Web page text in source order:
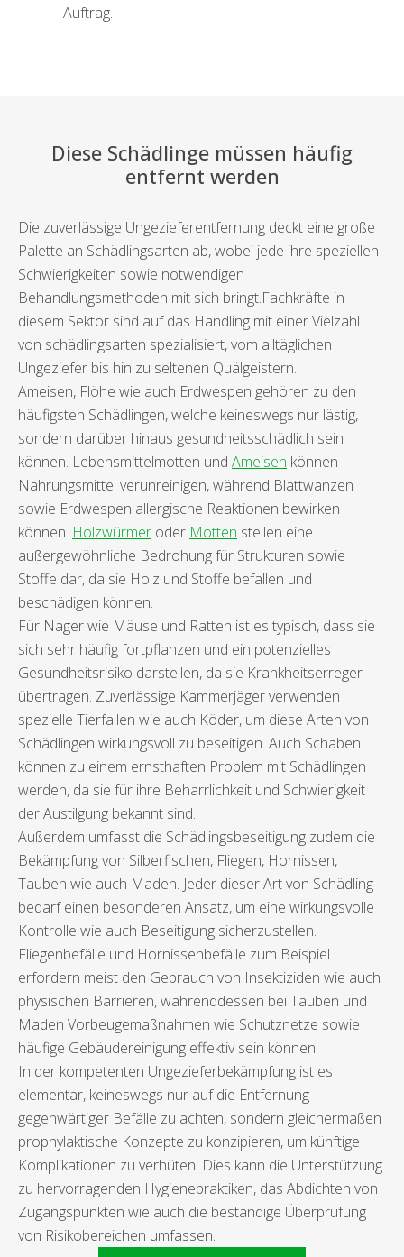
Auftrag.
Diese Schädlinge müssen häufig
entfernt werden
Die zuverlässige Ungezieferentfernung deckt eine große
Palette an Schädlingsarten ab, wobei jede ihre speziellen
Schwierigkeiten sowie notwendigen
Behandlungsmethoden mit sich bringt.Fachkräfte in
diesem Sektor sind auf das Handling mit einer Vielzahl
von schädlingsarten spezialisiert, vom alltäglichen
Ungeziefer bis hin zu seltenen Quälgeistern.
Ameisen, Flöhe wie auch Erdwespen gehören zu den
häufigsten Schädlingen, welche keineswegs nur lästig,
sondern darüber hinaus gesundheitsschädlich sein
können. Lebensmittelmotten und Ameisen können
Nahrungsmittel verunreinigen, während Blattwanzen
sowie Erdwespen allergische Reaktionen bewirken
können. Holzwürmer oder Motten stellen eine
außergewöhnliche Bedrohung für Strukturen sowie
Stoffe dar, da sie Holz und Stoffe befallen und
beschädigen können.
Für Nager wie Mäuse und Ratten ist es typisch, dass sie
sich sehr häufig fortpflanzen und ein potenzielles
Gesundheitsrisiko darstellen, da sie Krankheitserreger
übertragen. Zuverlässige Kammerjäger verwenden
spezielle Tierfallen wie auch Köder, um diese Arten von
Schädlingen wirkungsvoll zu beseitigen. Auch Schaben
können zu einem ernsthaften Problem mit Schädlingen
werden, da sie für ihre Beharrlichkeit und Schwierigkeit
der Austilgung bekannt sind.
Außerdem umfasst die Schädlingsbeseitigung zudem die
Bekämpfung von Silberfischen, Fliegen, Hornissen,
Tauben wie auch Maden. Jeder dieser Art von Schädling
bedarf einen besonderen Ansatz, um eine wirkungsvolle
Kontrolle wie auch Beseitigung sicherzustellen.
Fliegenbefälle und Hornissenbefälle zum Beispiel
erfordern meist den Gebrauch von Insektiziden wie auch
physischen Barrieren, währenddessen bei Tauben und
Maden Vorbeugemaßnahmen wie Schutznetze sowie
häufige Gebäudereinigung effektiv sein können.
In der kompetenten Ungezieferbekämpfung ist es
elementar, keineswegs nur auf die Entfernung
gegenwärtiger Befälle zu achten, sondern gleichermaßen
prophylaktische Konzepte zu konzipieren, um künftige
Komplikationen zu verhüten. Dies kann die Unterstützung
zu hervorragenden Hygienepraktiken, das Abdichten von
Zugangspunkten wie auch die beständige Überprüfung
von Risikobereichen umfassen.